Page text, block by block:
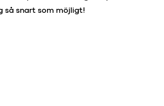
så snart som möjligt!